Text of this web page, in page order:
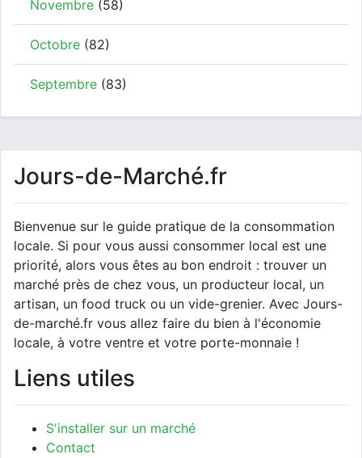
Novembre (58)
Octobre (82)
Septembre (83)
Jours-de-Marché.fr
Bienvenue sur le guide pratique de la consommation
locale. Si pour vous aussi consommer local est une
priorité, alors vous êtes au bon endroit : trouver un
marché près de chez vous, un producteur local, un
artisan, un food truck ou un vide-grenier. Avec Jours-
de-marché.fr vous allez faire du bien à l'économie
locale, à votre ventre et votre porte-monnaie !
Liens utiles
S'installer sur un marché
Contact